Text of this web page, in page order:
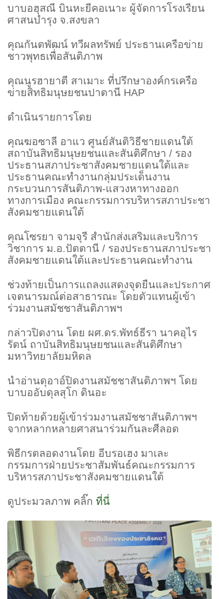
บาบอฮุสณี บินหะยีคอเนาะ ผู้จัดการโรงเรียน
ศาสนบำรุง จ.สงขลา
คุณกันตพัฒน์ ทวีผลทรัพย์ ประธานเครือข่าย
ชาวพุทธเพื่อสันติภาพ
คุณนูรฮายาตี สาเมาะ ที่ปรึกษาองค์กรเครือ
ข่ายสิทธิมนุษยชนปาตานี HAP
ดำเนินรายการโดย
คุณฆอซาลี อาแว ศูนย์สันติวิธีชายแดนใต้
สถาบันสิทธิมนุษยชนและสันติศึกษา / รอง
ประธานสภาประชาสังคมชายแดนใต้และ
ประธานคณะทำงานกลุ่มประเด็นงาน
กระบวนการสันติภาพ-แสวงหาทางออก
ทางการเมือง คณะกรรมการบริหารสภาประชา
สังคมชายแดนใต้
คุณโซรยา จามจุรี สำนักส่งเสริมและบริการ
วิชาการ ม.อ.ปัตตานี / รองประธานสภาประชา
สังคมชายแดนใต้และประธานคณะทำงาน
ช่วงท้ายเป็นการแถลงแสดงจุดยืนและประกาศ
เจตนารมณ์ต่อสาธารณะ โดยตัวแทนผู้เข้า
ร่วมงานสมัชชาสันติภาพฯ
กล่าวปิดงาน โดย ผศ.ดร.พัทธ์ธีรา นาคอุไร
รัตน์ ถาบันสิทธิมนุษยชนและสันติศึกษา
มหาวิทยาลัยมหิดล
นำอ่านดุอาอ์ปิดงานสมัชชาสันติภาพฯ โดย
บาบออับดุลสุโก ดินอะ
ปิดท้ายด้วยผู้เข้าร่วมงานสมัชชาสันติภาพฯ
จากหลากหลายศาสนาร่วมกันละศีลอด
พิธีกรตลอดงานโดย อีบรอเฮง มาเละ
กรรมการฝ่ายประชาสัมพันธ์คณะกรรมการ
บริหารสภาประชาสังคมชายแดนใต้
ดูประมวลภาพ คลิ๊ก ที่นี่